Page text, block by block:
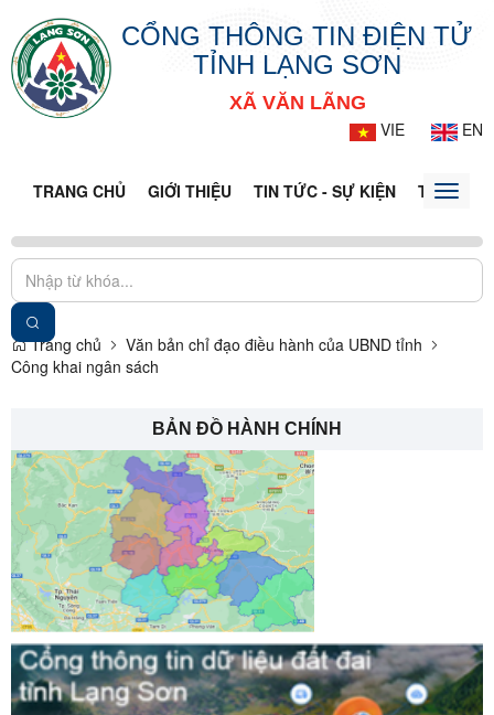
CỔNG THÔNG TIN ĐIỆN TỬ
TỈNH LẠNG SƠN
XÃ VĂN LÃNG
VIE
EN
TRANG CHỦ GIỚI THIỆU TIN TỨC - SỰ KIỆN THÔNG
Toggle
Trang chủ
Văn bản chỉ đạo điều hành của UBND tỉnh
Công khai ngân sách
BẢN ĐỒ HÀNH CHÍNH